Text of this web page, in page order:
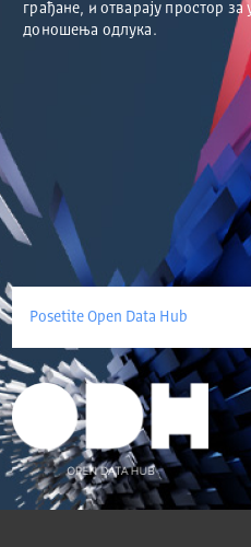
грађане, и отварају простор
доношења одлука.
Posetite Open Data Hub